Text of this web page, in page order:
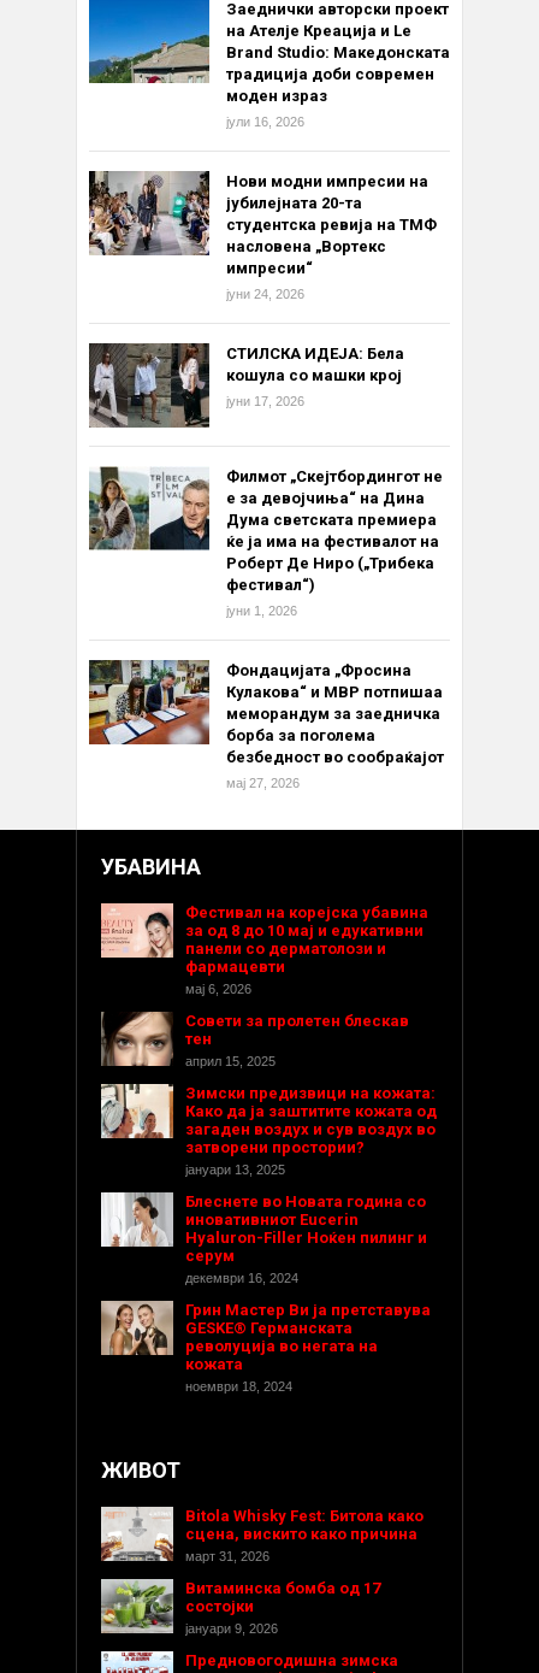
Заеднички авторски проект
на Ателје Креација и Le
Brand Studio: Македонската
традиција доби современ
моден израз
јули 16, 2026
Нови модни импресии на
јубилејната 20-та
студентска ревија на ТМФ
насловена „Вортекс
импресии“
јуни 24, 2026
СТИЛСКА ИДЕЈА: Бела
кошула со машки крој
јуни 17, 2026
Филмот „Скејтбордингот не
е за девојчиња“ на Дина
Дума светската премиера
ќе ја има на фестивалот на
Роберт Де Ниро („Трибека
фестивал“)
јуни 1, 2026
Фондацијата „Фросина
Кулакова“ и МВР потпишаа
меморандум за заедничка
борба за поголема
безбедност во сообраќајот
мај 27, 2026
УБАВИНА
Фестивал на корејска убавина
за од 8 до 10 мај и едукативни
панели со дерматолози и
фармацевти
мај 6, 2026
Совети за пролетен блескав
тен
април 15, 2025
Зимски предизвици на кожата:
Како да ја заштитите кожата од
загаден воздух и сув воздух во
затворени простории?
јануари 13, 2025
Блеснете во Новата година со
иновативниот Eucerin
Hyaluron-Filler Ноќен пилинг и
серум
декември 16, 2024
Грин Мастер Ви ја претставува
GESKE® Германската
револуција во негата на
кожата
ноември 18, 2024
ЖИВОТ
Bitola Whisky Fest: Битола како
сцена, вискито како причина
март 31, 2026
Витаминска бомба од 17
состојки
јануари 9, 2026
Предновогодишнa зимска